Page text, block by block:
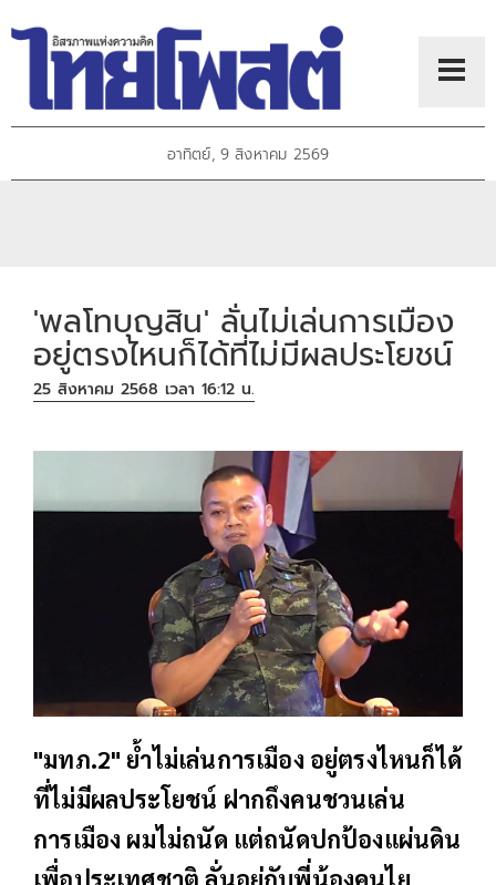
อาทิตย์, 9 สิงหาคม 2569
'พลโทบุญสิน' ลั่นไม่เล่นการเมือง
อยู่ตรงไหนก็ได้ที่ไม่มีผลประโยชน์
25 สิงหาคม 2568 เวลา 16:12 น.
"มทภ.2" ย้ำไม่เล่นการเมือง อยู่ตรงไหนก็ได้
ที่ไม่มีผลประโยชน์ ฝากถึงคนชวนเล่น
การเมือง ผมไม่ถนัด แต่ถนัดปกป้องแผ่นดิน
เพื่อประเทศชาติ ลั่นอยู่กับพี่น้องคนไย